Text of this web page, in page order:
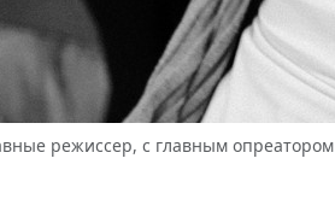
режиссер, с главным опреатором